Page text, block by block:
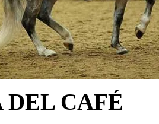
DEL CAFÉ